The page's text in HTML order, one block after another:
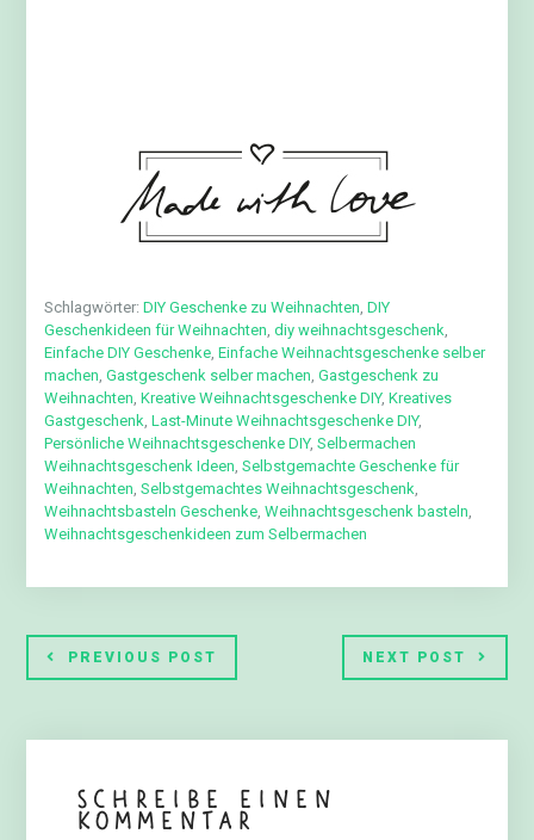
Schlagwörter:DIY Geschenke zu Weihnachten,DIY
Geschenkideen für Weihnachten,diy weihnachtsgeschenk,
Einfache DIY Geschenke,Einfache Weihnachtsgeschenke selber
machen,Gastgeschenk selber machen,Gastgeschenk zu
Weihnachten,Kreative Weihnachtsgeschenke DIY,Kreatives
Gastgeschenk,Last-Minute Weihnachtsgeschenke DIY,
Persönliche Weihnachtsgeschenke DIY,Selbermachen
Weihnachtsgeschenk Ideen,Selbstgemachte Geschenke für
Weihnachten,Selbstgemachtes Weihnachtsgeschenk,
Weihnachtsbasteln Geschenke,Weihnachtsgeschenk basteln,
Weihnachtsgeschenkideen zum Selbermachen
PREVIOUS POST NEXT POST
Schreibe einen
Kommentar